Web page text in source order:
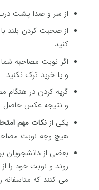
از سر و صدا پشت
از صحبت کردن بلند
کنید
اگر نوبت مصاحبه
و یا خرید ترک نکنید
گریه کردن در هنگام
و نتیجه عکس حاصل
یکی از نکات مهم
هیچ وجه نوبت
بعضی از دانشجویان
روند و نوبت خود را
می کنند که متاسفانه